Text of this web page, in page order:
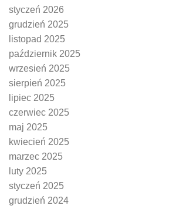
styczeń 2026
grudzień 2025
listopad 2025
październik 2025
wrzesień 2025
sierpień 2025
lipiec 2025
czerwiec 2025
maj 2025
kwiecień 2025
marzec 2025
luty 2025
styczeń 2025
grudzień 2024